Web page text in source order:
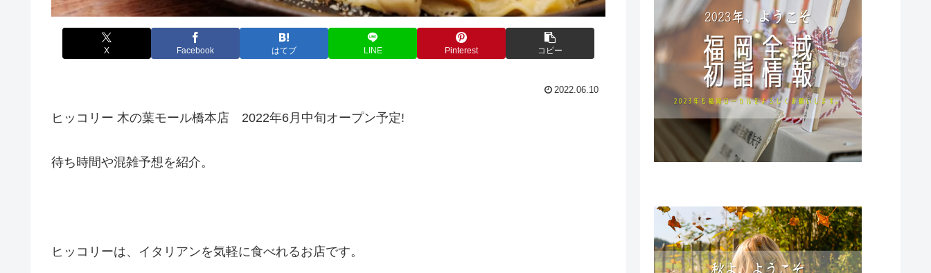
X Facebook はてブ LINE Pinterest コピー
2022.06.10
ヒッコリー 木の葉モール橋本店 2022年6月中旬オープン予定!
待ち時間や混雑予想を紹介。
ヒッコリーは、イタリアンを気軽に食べれるお店です。